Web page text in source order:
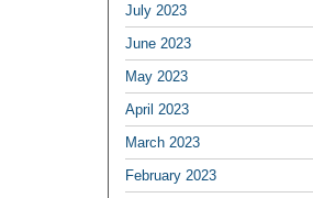
July 2023
June 2023
May 2023
April 2023
March 2023
February 2023